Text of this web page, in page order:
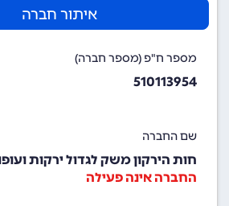
איתור חברה
מספר ח"פ (מספר חברה)
510113954
שם החברה
חות הירקון משק לגדול ירקות
החברה אינה פעילה